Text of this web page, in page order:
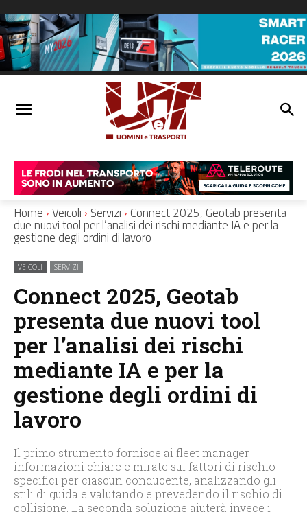
Home Veicoli Servizi Connect 2025, Geotab presenta
due nuovi tool per l’analisi dei rischi mediante IA e per la
gestione degli ordini di lavoro
VEICOLI SERVIZI
Connect 2025, Geotab
presenta due nuovi tool
per l’analisi dei rischi
mediante IA e per la
gestione degli ordini di
lavoro
Il primo strumento fornisce ai fleet manager
informazioni chiare e mirate sui fattori di rischio
specifici per ciascun conducente, analizzando gli
stili di guida e valutando e prevedendo il rischio di
collisione. La seconda soluzione aiuterà invece i